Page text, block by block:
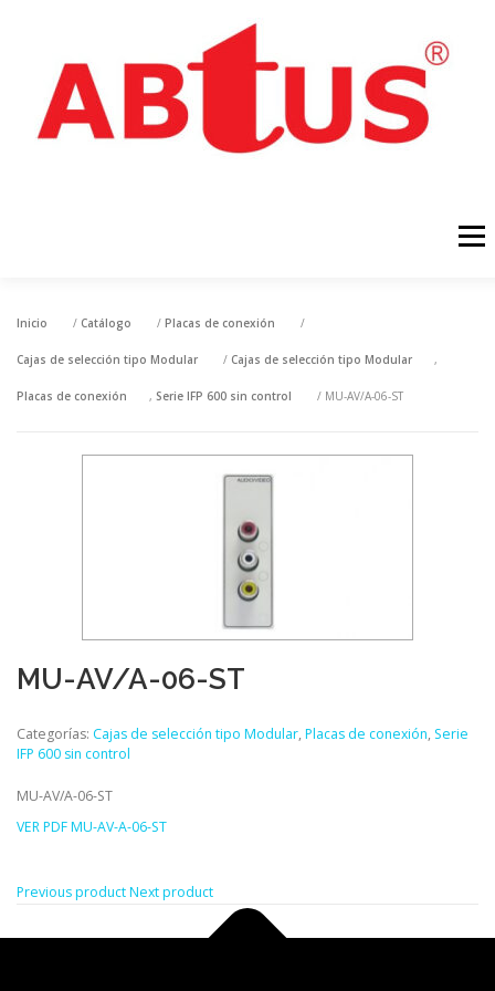
Menú
INICIO PRODUCTOS NOTÍCIAS
CONTACTAR
Inicio / Catálogo / Placas de conexión /
Cajas de selección tipo Modular / Cajas de selección tipo Modular ,
Placas de conexión , Serie IFP 600 sin control / MU-AV/A-06-ST
MU-AV/A-06-ST
Categorías: Cajas de selección tipo Modular, Placas de conexión, Serie
IFP 600 sin control
MU-AV/A-06-ST
VER PDF MU-AV-A-06-ST
Previous productNext product